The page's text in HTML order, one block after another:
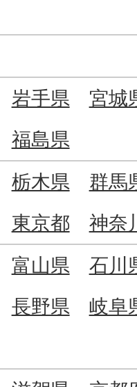
岩手県
宮城
福島県
栃木県
群馬
東京都 神奈
富山県
石川
長野県
岐阜